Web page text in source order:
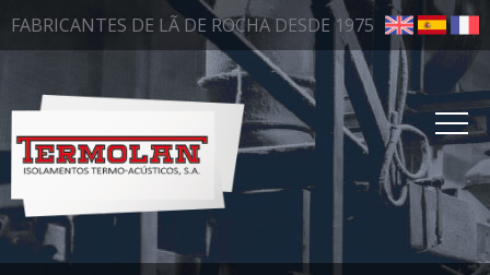
FABRICANTES DE LÃ DE ROCHA DESDE 1975